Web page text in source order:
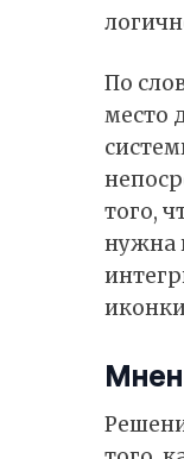
По
место
того,
нужна